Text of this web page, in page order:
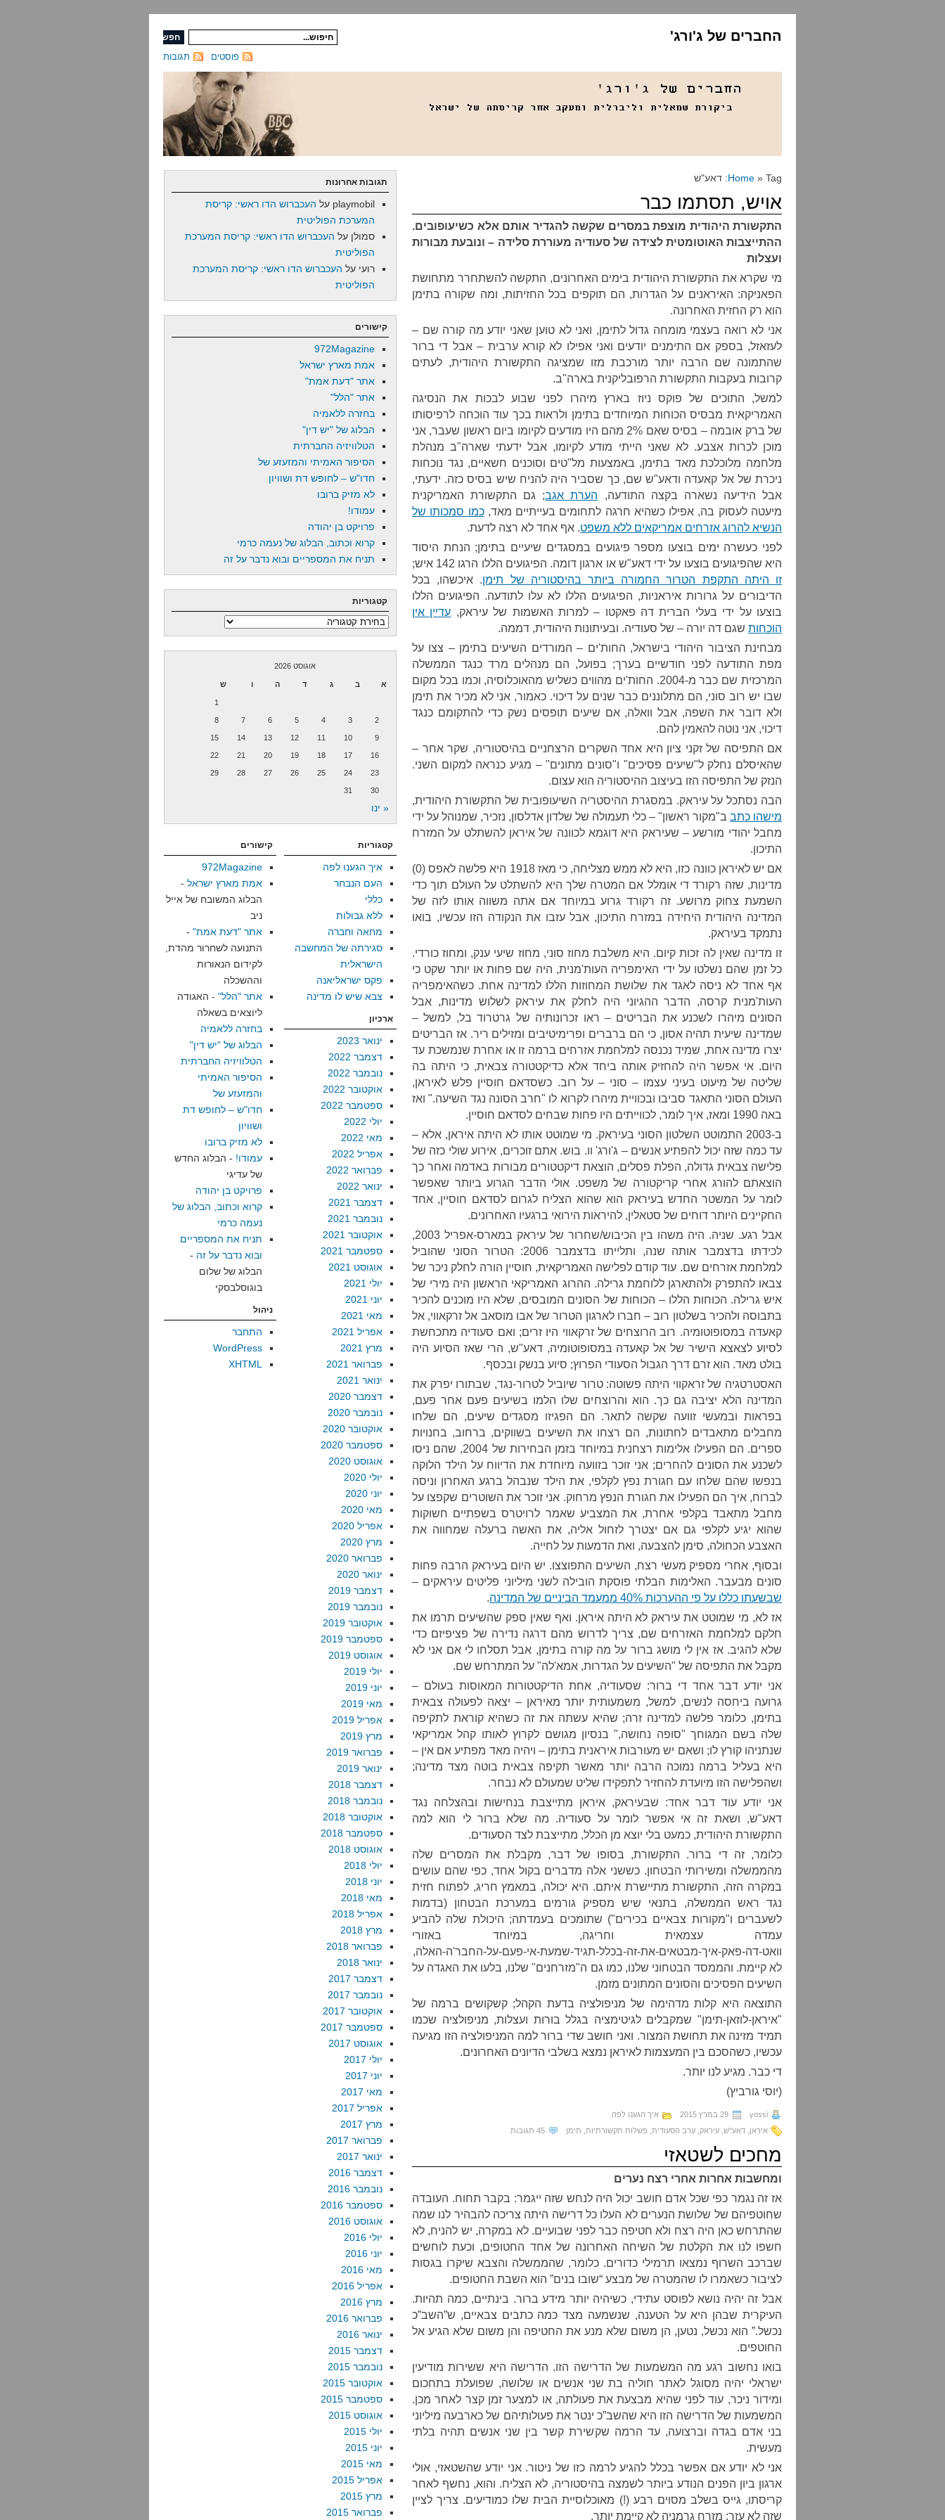
החברים של ג'ורג'
תגובות פוסטים
Home » Tag: דאע"ש
אויש, תסתמו כבר
התקשורת היהודית מוצפת במסרים שקשה להגדיר אותם אלא כשיעופובים.
ההתייצבות האוטומטית לצידה של סעודיה מעוררת סלידה – ונובעת מבורות
ועצלות
מי שקרא את התקשורת היהודית בימים האחרונים, התקשה להשתחרר מתחושת
הפאניקה: האיראנים על הגדרות, הם תוקפים בכל החזיתות, ומה שקורה בתימן
הוא רק החזית האחרונה.
אני לא רואה בעצמי מומחה גדול לתימן, ואני לא טוען שאני יודע מה קורה שם –
לעזאזל, בספק אם התימנים יודעים ואני אפילו לא קורא ערבית – אבל די ברור
שהתמונה שם הרבה יותר מורכבת מזו שמציגה התקשורת היהודית, לעתים
קרובות בעקבות התקשורת הרפובליקנית בארה"ב.
למשל, התוכים של פוקס ניוז בארץ מיהרו לפני שבוע לבכות את הנסיגה
האמריקאית מבסיס הכוחות המיוחדים בתימן ולראות בכך עוד הוכחה לרפיסותו
של ברק אובמה – בסיס שאם 2% מהם היו מודעים לקיומו ביום ראשון שעבר, אני
מוכן לכרות אצבע. לא שאני הייתי מודע לקיומו, אבל ידעתי שארה"ב מנהלת
מלחמה מלוכלכת מאד בתימן, באמצעות מל"טים וסוכנים חשאיים, נגד נוכחות
ניכרת של אל קאעדה ודאע"ש שם, כך שסביר היה להניח שיש בסיס כזה. ידעתי,
אבל הידיעה נשארה בקצה התודעה, הערת אגב; גם התקשורת האמריקנית
מיעטה לעסוק בה, אפילו כשהיא חרגה לתחומים בעייתיים מאד,כמו סמכותו של
הנשיא להרוג אזרחים אמריקאים ללא משפט. אף אחד לא רצה לדעת.
לפני כעשרה ימים בוצעו מספר פיגועים במסגדים שיעיים בתימן; הנחת היסוד
היא שהפיגועים בוצעו על ידי דאע"ש או ארגון דומה. הפיגועים הללו הרגו 142 איש;
זו היתה התקפת הטרור החמורה ביותר בהיסטוריה של תימן. איכשהו, בכל
הדיבורים על גרורות איראניות, הפיגועים הללו לא עלו לתודעה. הפיגועים הללו
בוצעו על ידי בעלי הברית דה פאקטו – למרות האשמות של עיראק, עדיין אין
הוכחות שגם דה יורה – של סעודיה. ובעיתונות היהודית, דממה.
מבחינת הציבור היהודי בישראל, החות'ים – המורדים השיעים בתימן – צצו על
מפת התודעה לפני חודשיים בערך; בפועל, הם מנהלים מרד כנגד הממשלה
המרכזית שם כבר מ-2004. החות'ים מהווים כשליש מהאוכלוסיה, וכמו בכל מקום
שבו יש רוב סוני, הם מתלוננים כבר שנים על דיכוי. כאמור, אני לא מכיר את תימן
ולא דובר את השפה, אבל וואלה, אם שיעים תופסים נשק כדי להתקומם כנגד
דיכוי, אני נוטה להאמין להם.
אם התפיסה של זקני ציון היא אחד השקרים הרצחניים בהיסטוריה, שקר אחר –
שהאיסלם נחלק ל"שיעים פסיכים" ו"סונים מתונים" – מגיע כנראה למקום השני.
הנזק של התפיסה הזו בעיצוב ההיסטוריה הוא עצום.
הבה נסתכל על עיראק. במסגרת ההיסטריה השיעופובית של התקשורת היהודית,
מישהו כתב ב"מקור ראשון" – כלי תעמולה של שלדון אדלסון, נזכיר, שמנוהל על ידי
מחבל יהודי מורשע – שעיראק היא דוגמא לכוונה של איראן להשתלט על המזרח
התיכון.
אם יש לאיראן כוונה כזו, היא לא ממש מצליחה, כי מאז 1918 היא פלשה לאפס (0)
מדינות, שזה רקורד די אומלל אם המטרה שלך היא להשתלט על העולם תוך כדי
השמעת צחוק מרושע. זה רקורד גרוע במיוחד אם אתה משווה אותו לזה של
המדינה היהודית היחידה במזרח התיכון, אבל עזבו את הנקודה הזו עכשיו, בואו
נתמקד בעיראק.
זו מדינה שאין לה זכות קיום. היא משלבת מחוז סוני, מחוז שיעי ענק, ומחוז כורדי.
כל זמן שהם נשלטו על ידי האימפריה העות'מנית, היה שם פחות או יותר שקט כי
אף אחד לא ניסה לאגד את שלושת המחוזות הללו למדינה אחת. כשהאימפריה
העות'מנית קרסה, הדבר ההגיוני היה לחלק את עיראק לשלוש מדינות, אבל
הסונים מיהרו לשכנע את הבריטים – ראו זכרונותיה של גרטרוד בל, למשל –
שמדינה שיעית תהיה אסון, כי הם ברברים ופרימיטיבים ומזילים ריר. אז הבריטים
יצרו מדינה אחת, שמיד נכנסה למלחמת אזרחים ברמה זו או אחרת שנמשכת עד
היום. אי אפשר היה להחזיק אותה ביחד אלא כדיקטטורה צבאית, כי היתה בה
שליטה של מיעוט בעיני עצמו – סוני – על רוב. כשסדאם חוסיין פלש לאיראן,
העולם הסוני התאגד סביבו ובכוויית מיהרו לקרוא לו "חרב הסונה נגד השיעה." ואז
באה 1990 ומאז, איך לומר, לכווייתים היו פחות שבחים לסדאם חוסיין.
ב-2003 התמוטט השלטון הסוני בעיראק. מי שמוטט אותו לא היתה איראן, אלא –
עד כמה שזה יכול להפתיע אנשים – ג'ורג' וו. בוש. אתם זוכרים, אירוע שולי כזה של
פלישה צבאית גדולה, הפלת פסלים, הוצאת דיקטטורים מבורות באדמה ואחר כך
הוצאתם להורג אחרי קריקטורה של משפט. אולי הדבר הגרוע ביותר שאפשר
לומר על המשטר החדש בעיראק הוא שהוא הצליח לגרום לסדאם חוסיין, אחד
החקיינים היותר דוחים של סטאלין, להיראות הירואי ברגעיו האחרונים.
אבל רגע. שניה. היה משהו בין הכיבוש/שחרור של עיראק במארס-אפריל 2003,
לכידתו בדצמבר אותה שנה, ותלייתו בדצמבר 2006: הטרור הסוני שהוביל
למלחמת אזרחים שם. עוד קודם לפלישה האמריקאית, חוסיין הורה לחלק ניכר של
צבאו להתפרק ולהתארגן ללוחמת גרילה. ההרוג האמריקאי הראשון היה מירי של
איש גרילה. הכוחות הללו – הכוחות של הסונים המובסים, שלא היו מוכנים להכיר
בתבוסה ולהכיר בשלטון רוב – חברו לארגון הטרור של אבו מוסאב אל זרקאווי, אל
קאעדה במסופוטומיה. רוב הרוצחים של זרקאווי היו זרים; ואם סעודיה מתכחשת
לסיוע לצאצא הישיר של אל קאעדה במסופוטומיה, דאע"ש, הרי שאז הסיוע היה
בולט מאד. הוא זרם דרך הגבול הסעודי הפרוץ; סיוע בנשק ובכסף.
האסטרטגיה של זראקווי היתה פשוטה: טרור שיוביל לטרור-נגד, שבתורו יפרק את
המדינה הלא יציבה גם כך. הוא והרוצחים שלו הלמו בשיעים פעם אחר פעם,
בפראות ובמעשי זוועה שקשה לתאר. הם הפגיזו מסגדים שיעים, הם שלחו
מחבלים מתאבדים לחתונות, הם רצחו את השיעים בשווקים, ברחוב, בחנויות
ספרים. הם הפעילו אלימות רצחנית במיוחד בזמן הבחירות של 2004, שהם ניסו
לשכנע את הסונים להחרים; אני זוכר בזוועה מיוחדת את הדיווח על הילד הלוקה
בנפשו שהם שלחו עם חגורת נפץ לקלפי, את הילד שנבהל ברגע האחרון וניסה
לברוח, איך הם הפעילו את חגורת הנפץ מרחוק. אני זוכר את השוטרים שקפצו על
מחבל מתאבד בקלפי אחרת, את המצביע שאמר לרויטרס בשפתיים חשוקות
שהוא יגיע לקלפי גם אם יצטרך לזחול אליה, את האשה ברעלה שמחווה את
האצבע הכחולה, סימן להצבעה, ואת הדמעות על לחייה.
ובסוף, אחרי מספיק מעשי רצח, השיעים התפוצצו. יש היום בעיראק הרבה פחות
סונים מבעבר. האלימות הבלתי פוסקת הובילה לשני מיליוני פליטים עיראקים –
שבשעתו כללו על פי ההערכות 40% ממעמד הביניים של המדינה
.
אז לא, מי שמוטט את עיראק לא היתה איראן. ואף שאין ספק שהשיעים תרמו את
חלקם למלחמת האזרחים שם, צריך לדרוש מהם דרגה נדירה של פציפיזם כדי
שלא להגיב. אז אין לי מושג ברור על מה קורה בתימן, אבל תסלחו לי אם אני לא
מקבל את התפיסה של "השיעים על הגדרות, אמא'לה" על המתרחש שם.
אני יודע דבר אחד די ברור: שסעודיה, אחת הדיקטטורות המאוסות בעולם –
גרועה ביחסה לנשים, למשל, משמעותית יותר מאיראן – יצאה לפעולה צבאית
בתימן, כלומר פלשה למדינה זרה; שהיא עשתה את זה כשהיא קוראת לתקיפה
שלה בשם המגוחך "סופה נחושה," בנסיון מגושם לקרוץ לאותו קהל אמריקאי
שנתניהו קורץ לו; ושאם יש מעורבות איראנית בתימן – ויהיה מאד מפתיע אם אין –
היא בעליל ברמה נמוכה הרבה יותר מאשר תקיפה צבאית בוטה מצד מדינה;
ושהפלישה הזו מיועדת להחזיר לתפקידו שליט שמעולם לא נבחר.
אני יודע עוד דבר אחד: שבעיראק, איראן מתייצבת בנחישות ובהצלחה נגד
דאע"ש, ושאת זה אי אפשר לומר על סעודיה. מה שלא ברור לי הוא למה
התקשורת היהודית, כמעט בלי יוצא מן הכלל, מתייצבת לצד הסעודים.
כלומר, זה די ברור. התקשורת, בסופו של דבר, מקבלת את המסרים שלה
מהממשלה ומשירותי הבטחון. כששני אלה מדברים בקול אחד, כפי שהם עושים
במקרה הזה, התקשורת מתיישרת איתם. היא יכולה, במאמץ חריג, לפתוח חזית
נגד ראש הממשלה, בתנאי שיש מספיק גורמים במערכת הבטחון (בדמות
לשעברים ו"מקורות צבאיים בכירים") שתומכים בעמדתה; היכולת שלה להביע
עמדה עצמאית וחריגה, במיוחד באזורי
וואט-דה-פאק-איך-מבטאים-את-זה-בכלל-תגיד-שמעת-אי-פעם-על-החבר'ה-האלה,
לא קיימת. והממסד הבטחוני שלנו, כמו גם ה"מזרחנים" שלנו, בלעו את האגדה על
השיעים הפסיכים והסונים המתונים מזמן.
התוצאה היא קלות מדהימה של מניפולציה בדעת הקהל; קשקושים ברמה של
"איראן-לוזאן-תימן" שמקבלים לגיטימציה בגלל בורות ועצלות, מניפולציה שכמו
תמיד מזינה את תחושת המצור. ואני חושב שדי ברור למה המניפולציה הזו מגיעה
עכשיו, כשהסכם בין המעצמות לאיראן נמצא בשלבי הדיונים האחרונים.
די כבר. מגיע לנו יותר.
(יוסי גורביץ)
yossi 29 במרץ 2015
איך הגענו לפה
איראן דאע"ש עיראק ערב הסעודית פשלות תקשורתיות תימן 45 תגובות
מחכים לשטאזי
ומחשבות אחרות אחרי רצח נערים
אז זה נגמר כפי שכל אדם חושב יכול היה לנחש שזה ייגמר: בקבר תחוח. העובדה
שחוטפיהם של שלושת הנערים לא העלו כל דרישה היתה צריכה להבהיר לנו שמה
שהתרחש כאן היה רצח ולא חטיפה כבר לפני שבועיים. לא במקרה, יש להניח, לא
חשפו לנו את הקלטת של השיחה האחרונה של אחד החטופים, וכעת לוחשים
שברכב השרוף נמצאו תרמילי כדורים. כלומר, שהממשלה והצבא שיקרו בגסות
לציבור כשאמרו לו שהמטרה של מבצע “שובו בנים” הוא השבת החטופים.
אבל זה יהיה נושא לפוסט עתידי, כשיהיה יותר מידע ברור. בינתיים, כמה תהיות.
העיקרית שבהן היא על הטענה, שנשמעה מצד כמה כתבים צבאיים, ש”השב”כ
נכשל.” הוא נכשל, נטען, הן משום שלא מנע את החטיפה והן משום שלא הגיע אל
החוטפים.
בואו נחשוב רגע מה המשמעות של הדרישה הזו. הדרישה היא ששירות מודיעין
ישראלי יהיה מסוגל לאתר חוליה בת שני אנשים או שלושה, שפועלת בתחכום
ומידור ניכר, עוד לפני שהיא מבצעת את פעולתה, או למצער זמן קצר לאחר מכן.
המשמעות של הדרישה הזו היא שהשב”כ ינטר את פעולותיהם של כארבעה מיליוני
בני אדם בגדה וברצועה, עד הרמה שקשירת קשר בין שני אנשים תהיה בלתי
מעשית.
אני לא יודע אם אפשר בכלל להגיע לרמה כזו של ניטור. אני יודע שהשטאזי, אולי
ארגון ביון הפנים הנודע ביותר לשמצה בהיסטוריה, לא הצליח. והוא, נחשף לאחר
קריסתו, גייס בשלב מסוים רבע (!) מאוכלוסיית הבית שלו כמודיעים. צריך לציין
שזה לא עזר: מזרח גרמניה לא קיימת יותר.
תגובות אחרונות
playmobil על העכברוש הדו ראשי: קריסת
המערכת הפוליטית
סמולן על העכברוש הדו ראשי: קריסת המערכת
הפוליטית
רועי על העכברוש הדו ראשי: קריסת המערכת
הפוליטית
קישורים
972Magazine
אמת מארץ ישראל
אתר "דעת אמת"
אתר "הלל"
בחזרה ללאמיה
הבלוג של "יש דין"
הטלוויזיה החברתית
הסיפור האמיתי והמזעזע של
חדו"ש – לחופש דת ושוויון
לא מזיק ברובו
עמודו!
פרויקט בן יהודה
קרוא וכתוב, הבלוג של נעמה כרמי
תניח את המספריים ובוא נדבר על זה
קטגוריות
קטגוריות
אוגוסט 2026
א ב ג ד ה ו ש
1
2
3
4
5
6
7
8
9
10
11
12
13
14
15
16
17
18
19
20
21
22
23
24
25
26
27
28
29
30
31
« ינו
קטגוריות
איך הגענו לפה
העם הנבחר
כללי
ללא גבולות
מחאה וחברה
סגירתה של המחשבה
הישראלית
פקס ישראליאנה
צבא שיש לו מדינה
ארכיון
ינואר 2023
דצמבר 2022
נובמבר 2022
אוקטובר 2022
ספטמבר 2022
יולי 2022
מאי 2022
אפריל 2022
פברואר 2022
ינואר 2022
דצמבר 2021
נובמבר 2021
אוקטובר 2021
ספטמבר 2021
אוגוסט 2021
יולי 2021
יוני 2021
מאי 2021
אפריל 2021
מרץ 2021
פברואר 2021
ינואר 2021
דצמבר 2020
נובמבר 2020
אוקטובר 2020
ספטמבר 2020
אוגוסט 2020
יולי 2020
יוני 2020
מאי 2020
אפריל 2020
מרץ 2020
פברואר 2020
ינואר 2020
דצמבר 2019
נובמבר 2019
אוקטובר 2019
ספטמבר 2019
אוגוסט 2019
יולי 2019
יוני 2019
מאי 2019
אפריל 2019
מרץ 2019
פברואר 2019
ינואר 2019
דצמבר 2018
נובמבר 2018
אוקטובר 2018
ספטמבר 2018
אוגוסט 2018
יולי 2018
יוני 2018
מאי 2018
אפריל 2018
מרץ 2018
פברואר 2018
ינואר 2018
דצמבר 2017
נובמבר 2017
אוקטובר 2017
ספטמבר 2017
אוגוסט 2017
יולי 2017
יוני 2017
מאי 2017
אפריל 2017
מרץ 2017
פברואר 2017
ינואר 2017
דצמבר 2016
נובמבר 2016
ספטמבר 2016
אוגוסט 2016
יולי 2016
יוני 2016
מאי 2016
אפריל 2016
מרץ 2016
פברואר 2016
ינואר 2016
דצמבר 2015
נובמבר 2015
אוקטובר 2015
ספטמבר 2015
אוגוסט 2015
יולי 2015
יוני 2015
מאי 2015
אפריל 2015
מרץ 2015
פברואר 2015
קישורים
972Magazine
אמת מארץ ישראל -
הבלוג המשובח של אייל
ניב
אתר "דעת אמת" -
התנועה לשחרור מהדת,
לקידום הנאורות
וההשכלה
אתר "הלל" - האגודה
ליוצאים בשאלה
בחזרה ללאמיה
הבלוג של "יש דין"
הטלוויזיה החברתית
הסיפור האמיתי
והמזעזע של
חדו"ש – לחופש דת
ושוויון
לא מזיק ברובו
עמודו! - הבלוג החדש
של עדיגי
פרויקט בן יהודה
קרוא וכתוב, הבלוג של
נעמה כרמי
תניח את המספריים
ובוא נדבר על זה -
הבלוג של שלום
בוגוסלבסקי
ניהול
התחבר
WordPress
XHTML